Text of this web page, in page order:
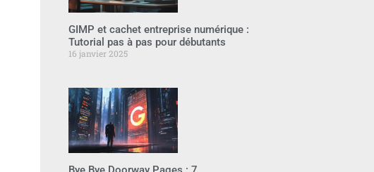
GIMP et cachet entreprise numérique :
Tutorial pas à pas pour débutants
16 janvier 2025